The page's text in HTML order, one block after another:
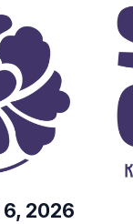
6, 2026